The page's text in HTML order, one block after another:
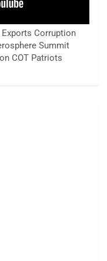
Corruption
Summit
COT Patriots